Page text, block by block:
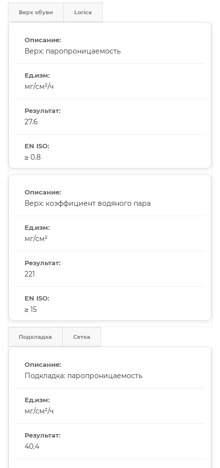
Верх обуви Lorica
Верх: паропроницаемость
мг/см²/ч
27.6
≥ 0.8
Верх: коэффициент водяного пара
мг/см²
221
≥ 15
Подкладка Сетка
Подкладка: паропроницаемость
мг/см²/ч
40.4